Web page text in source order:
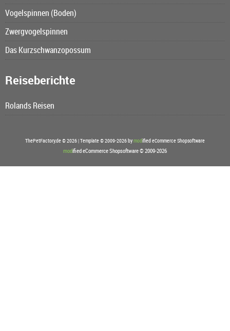
Vogelspinnen (Boden)
Zwergvogelspinnen
Das Kurzschwanzopossum
Reiseberichte
Rolands Reisen
ThePetFactory.de © 2026 | Template © 2009-2026 bymodified eCommerce Shopsoftware
modified eCommerce Shopsoftware © 2009-2026